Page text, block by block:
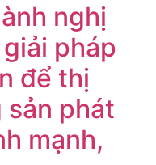
nghị
pháp
để thị
phát
mạnh,